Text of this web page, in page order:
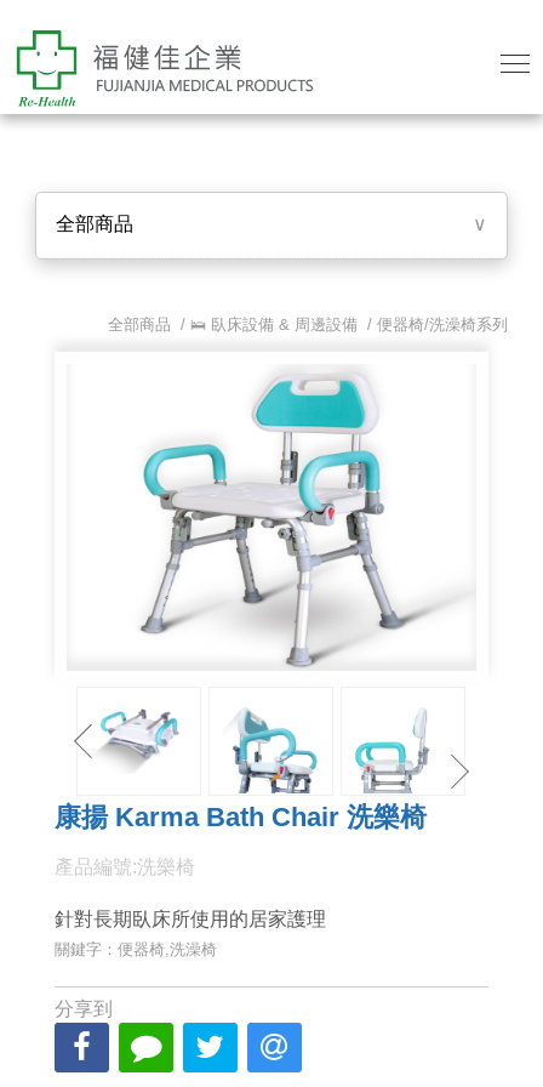
全部商品 ∨
全部商品 / 🛌 臥床設備 & 周邊設備/ 便器椅/洗澡椅系列
康揚 Karma Bath Chair 洗樂椅
產品編號:洗樂椅
針對長期臥床所使用的居家護理
關鍵字：便器椅,洗澡椅
分享到